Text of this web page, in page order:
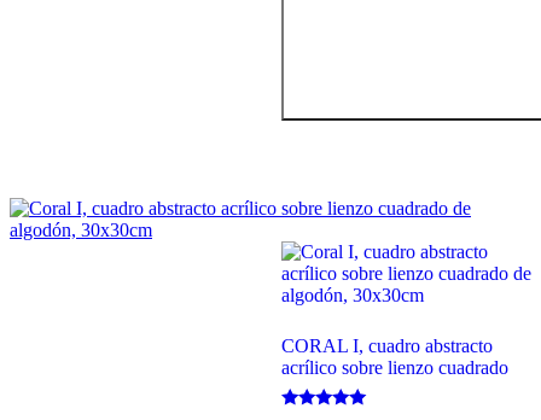
CORAL I, cuadro abstracto
acrílico sobre lienzo cuadrado